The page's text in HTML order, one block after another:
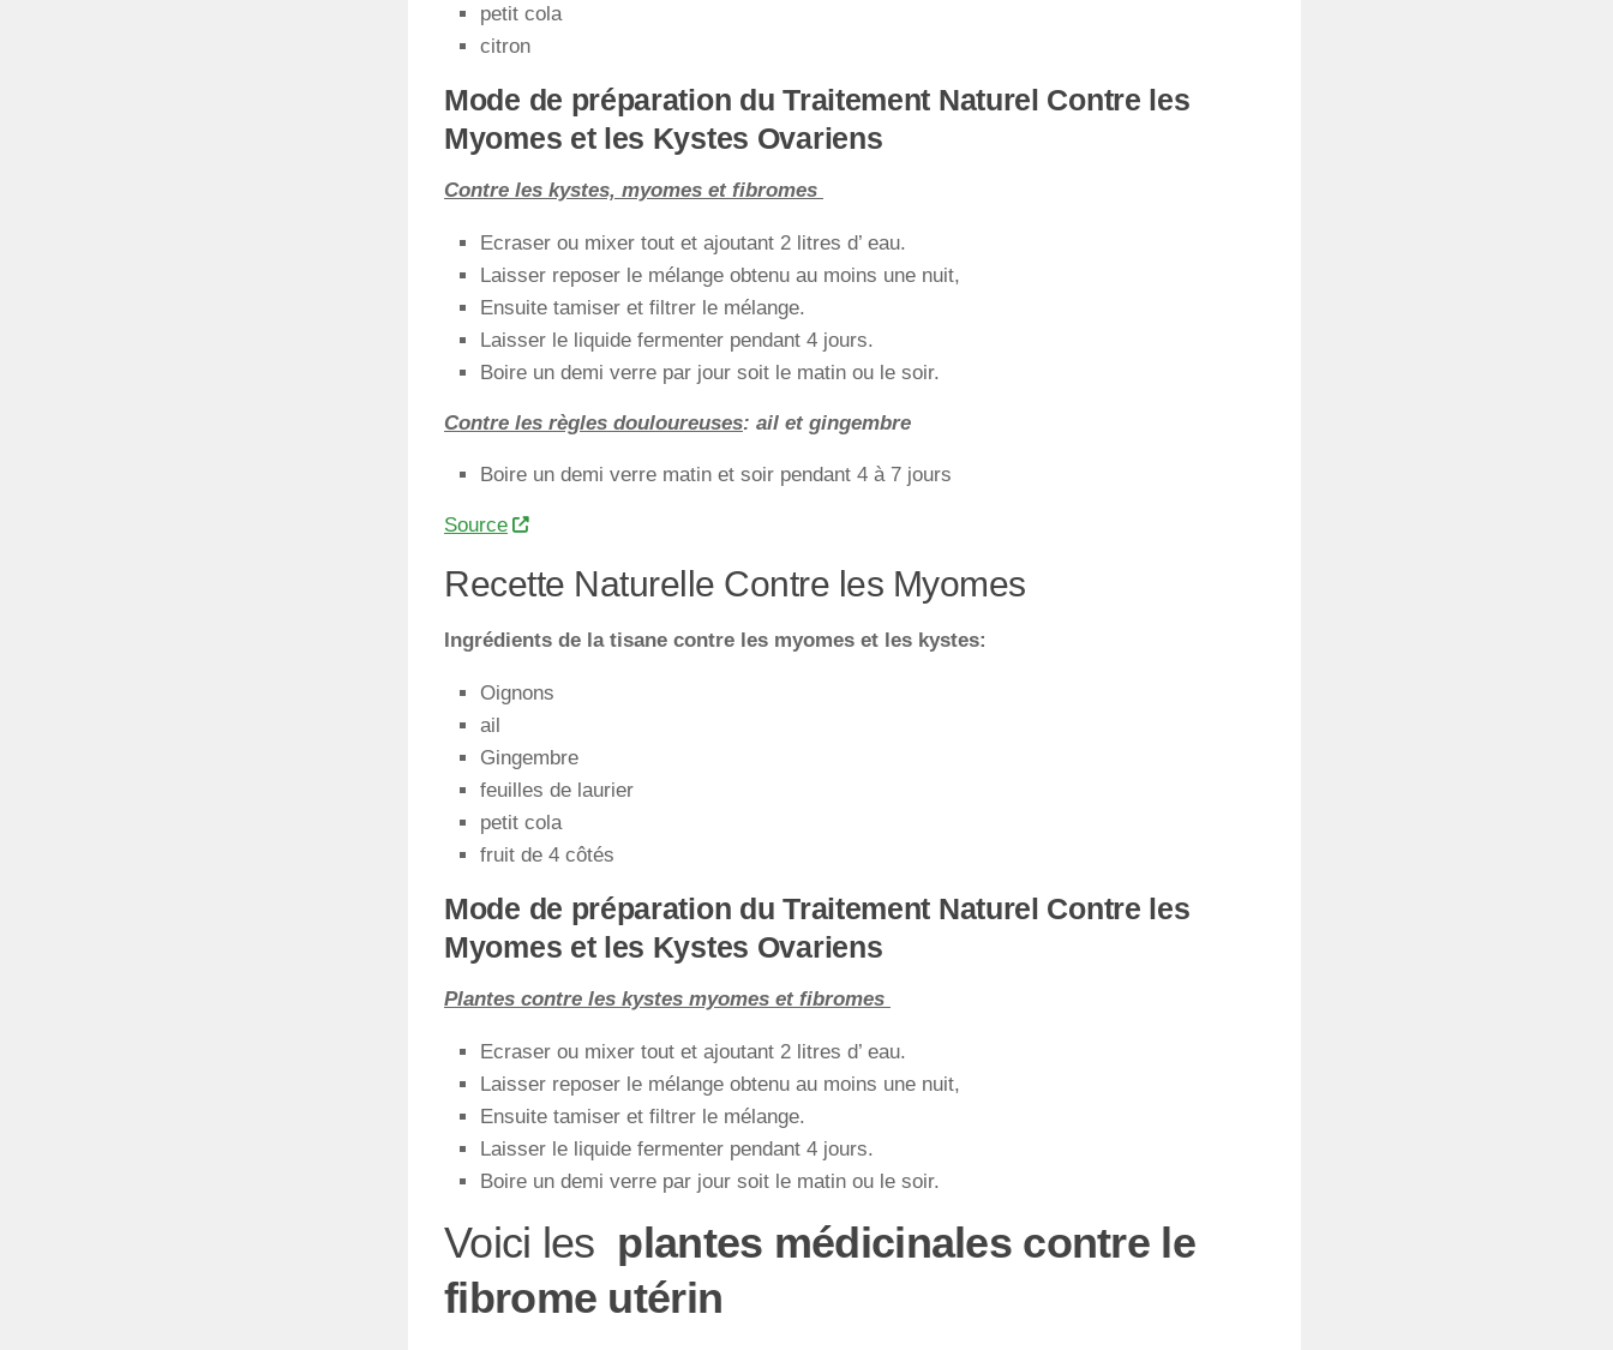
petit cola
citron
Mode de préparation du Traitement Naturel Contre les
Myomes et les Kystes Ovariens
Contre les kystes, myomes et fibromes
Ecraser ou mixer tout et ajoutant 2 litres d’ eau.
Laisser reposer le mélange obtenu au moins une nuit,
Ensuite tamiser et filtrer le mélange.
Laisser le liquide fermenter pendant 4 jours.
Boire un demi verre par jour soit le matin ou le soir.
Contre les règles douloureuses: ail et gingembre
Boire un demi verre matin et soir pendant 4 à 7 jours
Source
Recette Naturelle Contre les Myomes
Ingrédients de la tisane contre les myomes et les kystes:
Oignons
ail
Gingembre
feuilles de laurier
petit cola
fruit de 4 côtés
Mode de préparation du Traitement Naturel Contre les
Myomes et les Kystes Ovariens
Plantes contre les kystes myomes et fibromes
Ecraser ou mixer tout et ajoutant 2 litres d’ eau.
Laisser reposer le mélange obtenu au moins une nuit,
Ensuite tamiser et filtrer le mélange.
Laisser le liquide fermenter pendant 4 jours.
Boire un demi verre par jour soit le matin ou le soir.
Voici les plantes médicinales contre le
fibrome utérin